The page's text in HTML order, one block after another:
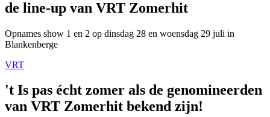
de line-up van VRT Zomerhit
Opnames show 1 en 2 op dinsdag 28 en woensdag 29 juli in
Blankenberge
VRT
't Is pas écht zomer als de genomineerden
van VRT Zomerhit bekend zijn!